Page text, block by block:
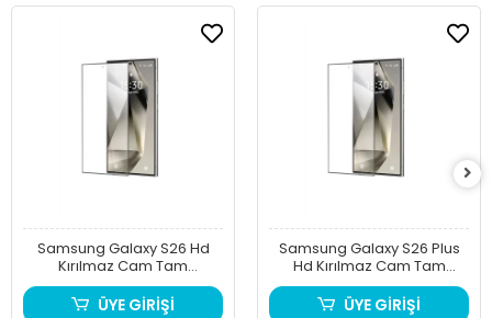
Samsung Galaxy S26 Hd
Kırılmaz Cam Tam
Kaplayan Ekran Koruyucu
ÜYE GİRİŞİ
Samsung Galaxy S26 Plus
Hd Kırılmaz Cam Tam
Kaplayan Ekran Koruyucu
ÜYE GİRİŞİ